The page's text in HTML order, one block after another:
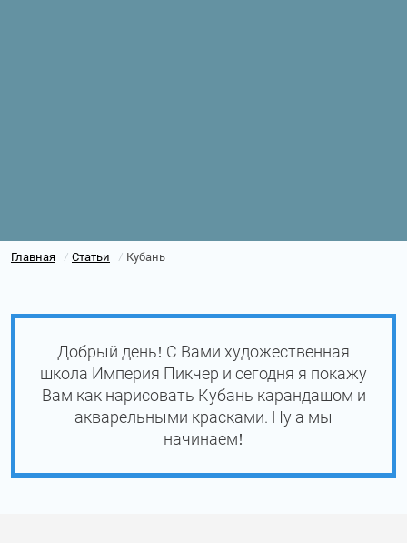
Главная / Статьи / Кубань
Добрый день! С Вами художественная
школа Империя Пикчер и сегодня я покажу
Вам как нарисовать Кубань карандашом и
акварельными красками. Ну а мы
начинаем!